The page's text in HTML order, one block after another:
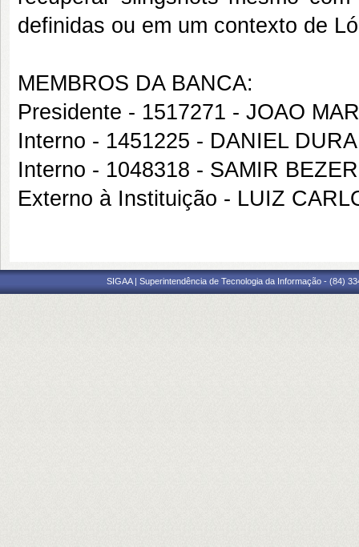
definidas ou em um contexto de
MEMBROS DA BANCA:
Presidente - 1517271 - JOAO
Interno - 1451225 - DANIEL
Interno - 1048318 - SAMIR
Externo à Instituição - LUIZ
SIGAA | Superintendência de Tecnologia da Informação - (84)